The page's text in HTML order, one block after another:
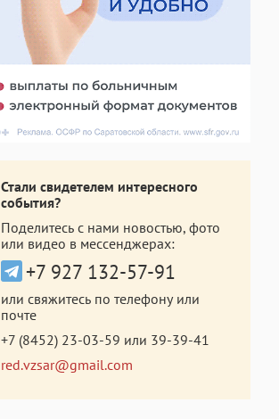
Стали свидетелем интересного
события?
Поделитесь с нами новостью, фото
или видео в мессенджерах:
+7 927 132-57-91
или свяжитесь по телефону или
почте
+7 (8452) 23-03-59 или 39-39-41
red.vzsar@gmail.com